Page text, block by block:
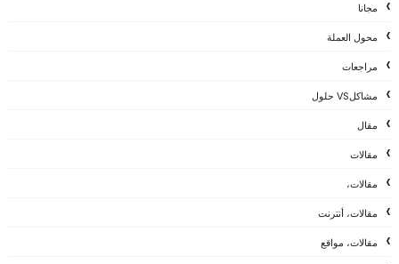
مجانا
محول العملة
مراجعات
مشاكلVS حلول
مقال
مقالات
مقالات،
مقالات، أنترنت
مقالات، مواقع